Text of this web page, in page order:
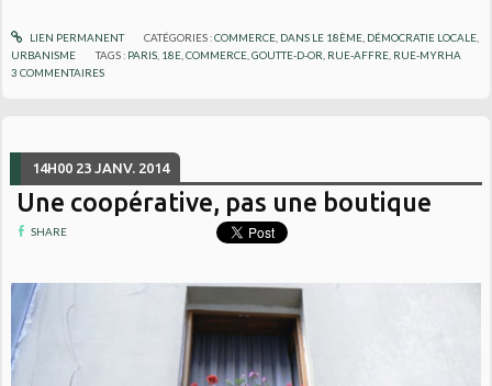
LIEN PERMANENT CATÉGORIES :COMMERCE, DANS LE 18ÈME, DÉMOCRATIE LOCALE,
URBANISME
TAGS : PARIS 18E ,COMMERCE ,GOUTTE-D-OR RUE-AFFRE RUE-MYRHA
3 COMMENTAIRES
14H00 23 JANV. 2014
Une coopérative, pas une boutique
SHARE